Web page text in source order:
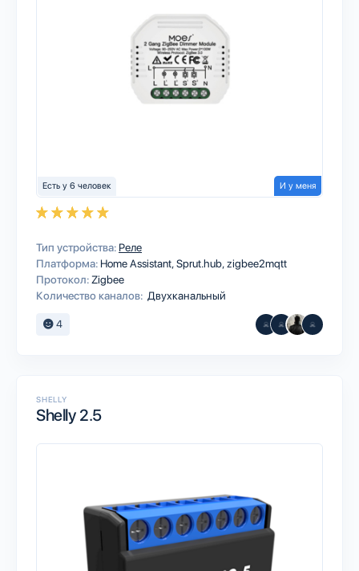
Есть у 6 человек И у меня
Тип устройства: Реле
Платформа: Home AssistantSprut.hubzigbee2mqtt
Протокол: Zigbee
Количество каналов: Двухканальный
4
SHELLY
Shelly 2.5